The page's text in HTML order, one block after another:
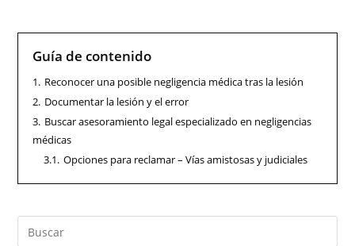
Guía de contenido
1. Reconocer una posible negligencia médica tras la lesión
2. Documentar la lesión y el error
3. Buscar asesoramiento legal especializado en negligencias
médicas
3.1. Opciones para reclamar – Vías amistosas y judiciales